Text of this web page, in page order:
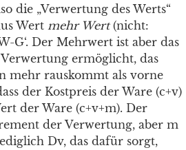
die „Verwertung des Werts“
Wert mehr Wert(nicht:
G‘. Der Mehrwert ist aber das
ermöglicht, das
mehr rauskommt als vorne
der Kostpreis der Ware (c+v)
der Ware (c+v+m). Der
der Verwertung, aber m
Dv, das dafür sorgt,